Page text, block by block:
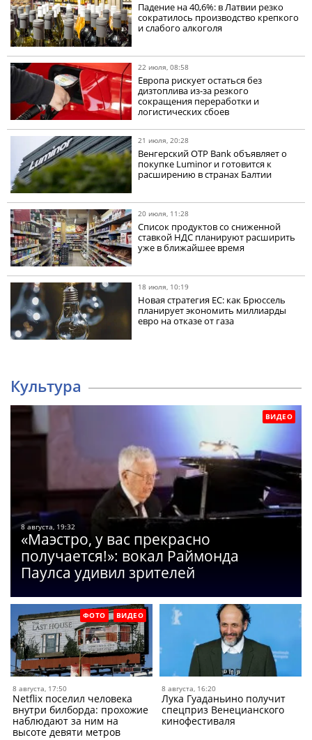
Падение на 40,6%: в Латвии резко
сократилось производство крепкого
и слабого алкоголя
22 июля, 08:58
Европа рискует остаться без
дизтоплива из-за резкого
сокращения переработки и
логистических сбоев
21 июля, 20:28
Венгерский OTP Bank объявляет о
покупке Luminor и готовится к
расширению в странах Балтии
20 июля, 11:28
Список продуктов со сниженной
ставкой НДС планируют расширить
уже в ближайшее время
18 июля, 10:19
Новая стратегия ЕС: как Брюссель
планирует экономить миллиарды
евро на отказе от газа
Культура
ВИДЕО
8 августа, 19:32
«Маэстро, у вас прекрасно
получается!»: вокал Раймонда
Паулса удивил зрителей
ФОТО ВИДЕО
8 августа, 17:50
Netflix поселил человека
внутри билборда: прохожие
наблюдают за ним на
высоте девяти метров
8 августа, 16:20
Лука Гуаданьино получит
спецприз Венецианского
кинофестиваля